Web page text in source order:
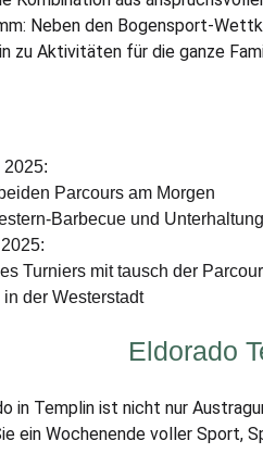
Neben den Bogensport-
zu Aktivitäten für die ganze
2025:
Parcours am Morgen
Barbecue und
Turniers mit tausch der
der Westerstadt
Eldorado
in Templin ist nicht nur
ein Wochenende voller Sport,